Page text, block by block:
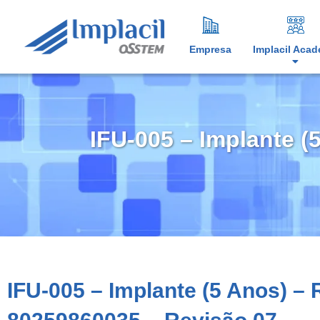
Empresa Implacil
IFU-005 – Implante
IFU-005 – Implante (5 Anos) –